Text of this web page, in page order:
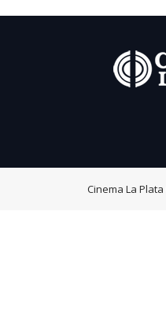
Cinema La Plata